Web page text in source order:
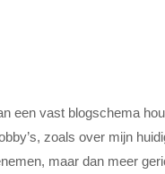
een vast blogschema
zoals over mijn
maar dan meer